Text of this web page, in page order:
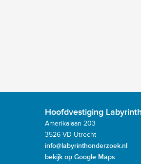
Hoofdvestiging Labyrinth
Amerikalaan 203
3526 VD Utrecht
info@labyrinthonderzoek.nl
bekijk op Google Maps